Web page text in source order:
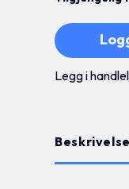
Legg i
Beskrivelse